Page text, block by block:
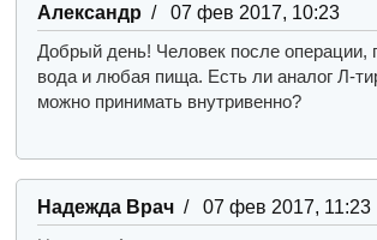
Александр/ 07 фев 2017, 10:23
Добрый день! Человек после операции,
вода и любая пища. Есть ли аналог Л-
можно принимать внутривенно?
Надежда Врач/ 07 фев 2017, 11:23